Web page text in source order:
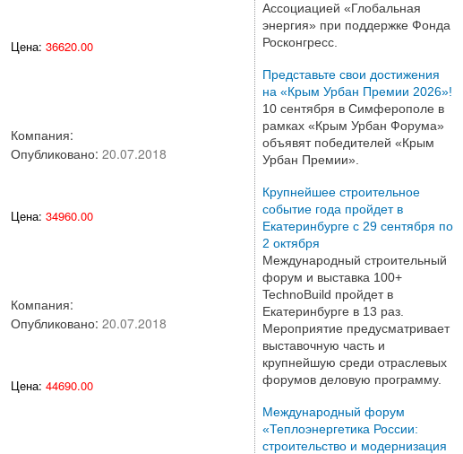
Цена: 36620.00
Компания:
Опубликовано:20.07.2018
Цена: 34960.00
Компания:
Опубликовано:20.07.2018
Цена: 44690.00
Ассоциацией «Глобальная
энергия» при поддержке Фонда
Росконгресс.
Представьте свои достижения
на «Крым Урбан Премии 2026»!
10 сентября в Симферополе в
рамках «Крым Урбан Форума»
объявят победителей «Крым
Урбан Премии».
Крупнейшее строительное
событие года пройдет в
Екатеринбурге с 29 сентября по
2 октября
Международный строительный
форум и выставка 100+
TechnoBuild пройдет в
Екатеринбурге в 13 раз.
Мероприятие предусматривает
выставочную часть и
крупнейшую среди отраслевых
форумов деловую программу.
Международный форум
«Теплоэнергетика России:
строительство и модернизация